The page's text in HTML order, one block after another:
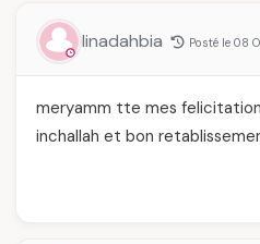
linadahbia Posté le 08
meryamm tte mes
inchallah et bon